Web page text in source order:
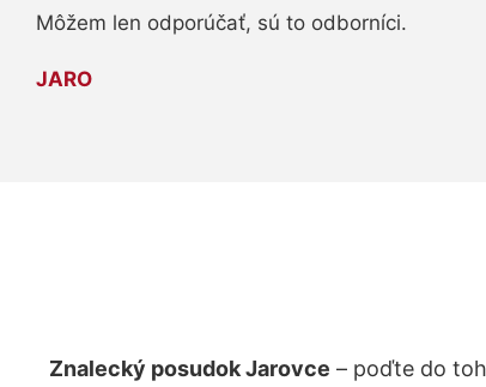
Môžem len odporúčať, sú to odborníci.
JARO
Znalecký posudok Jarovce – poďte do